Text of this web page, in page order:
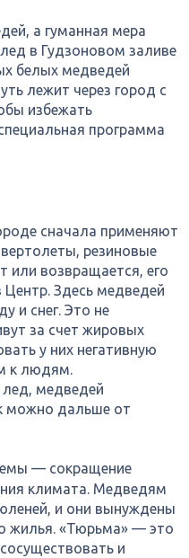
а гуманная мера
в Гудзоновом заливе
белых медведей
лежит через город с
избежать
программа
сначала применяют
вертолеты, резиновые
или возвращается, его
Здесь медведей
и снег. Это не
за счет жировых
у них негативную
к людям.
медведей
можно дальше от
— сокращение
климата. Медведям
и они вынуждены
жилья. «Тюрьма» — это
и